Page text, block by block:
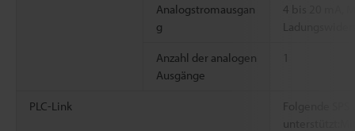
Analogstromausgan
g
4 bis 20 mA,
Anzahl der analogen
Ausgänge
PLC-Link
Folgende